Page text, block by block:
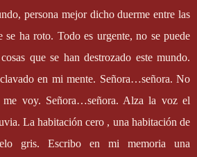
persona mejor dicho duerme entre las
se ha roto. Todo es urgente, no se puede
que se han destrozado este mundo.
en mi mente. Señora…señora. No
voy. Señora…señora. Alza la voz el
La habitación cero , una habitación de
gris. Escribo en mi memoria una